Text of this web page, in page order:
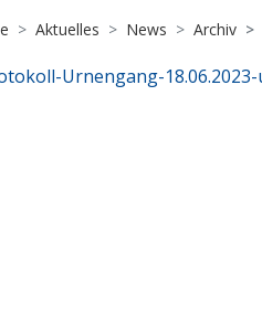
Aktuelles News Archiv
Urnengang-